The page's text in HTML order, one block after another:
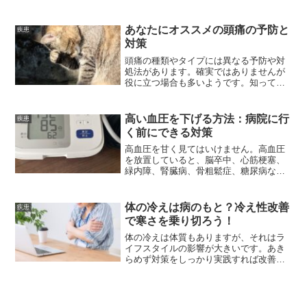
疾患
あなたにオススメの頭痛の予防と
対策
頭痛の種類やタイプには異なる予防や対
処法があります。確実ではありませんが
役に立つ場合も多いようです。知ってお
疾患
高い血圧を下げる方法：病院に行
く前にできる対策
高血圧を甘く見てはいけません。高血圧
を放置していると、脳卒中、心筋梗塞、
緑内障、腎臓病、骨粗鬆症、糖尿病など
多いのだとか。絶対にあなどってはいけ
ません。血圧が高くなってきている方も
注意です。ぜひコレを試してみてくださ
い。
疾患
体の冷えは病のもと？冷え性改善
で寒さを乗り切ろう！
体の冷えは体質もありますが、それはラ
イフスタイルの影響が大きいです。あき
らめず対策をしっかり実践すれば改善で